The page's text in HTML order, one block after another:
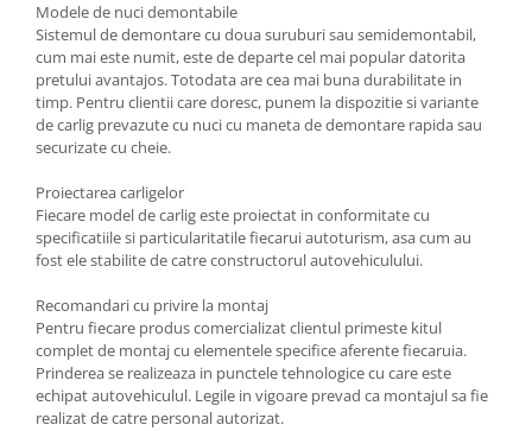
Carlige Suzuki
Carlige Tesla
Carlige Toyota
Carlige Volkswagen
Carlige Volvo
Carlige Xpeng
Carlige Xpeng G6
Carlige Xpeng G9
Modele de nuci demontabile
Sistemul de demontare cu doua suruburi sau semidemontabil,
cum mai este numit, este de departe cel mai popular datorita
pretului avantajos. Totodata are cea mai buna durabilitate in
timp. Pentru clientii care doresc, punem la dispozitie si variante
de carlig prevazute cu nuci cu maneta de demontare rapida sau
securizate cu cheie.
Proiectarea carligelor
Fiecare model de carlig este proiectat in conformitate cu
specificatiile si particularitatile fiecarui autoturism, asa cum au
fost ele stabilite de catre constructorul autovehiculului.
Recomandari cu privire la montaj
Pentru fiecare produs comercializat clientul primeste kitul
complet de montaj cu elementele specifice aferente fiecaruia.
Prinderea se realizeaza in punctele tehnologice cu care este
echipat autovehiculul. Legile in vigoare prevad ca montajul sa fie
realizat de catre personal autorizat.